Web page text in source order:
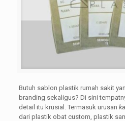
Butuh sablon plastik rumah sakit
branding sekaligus? Di sini
detail itu krusial. Termasuk urusan
dari plastik obat custom, plastik